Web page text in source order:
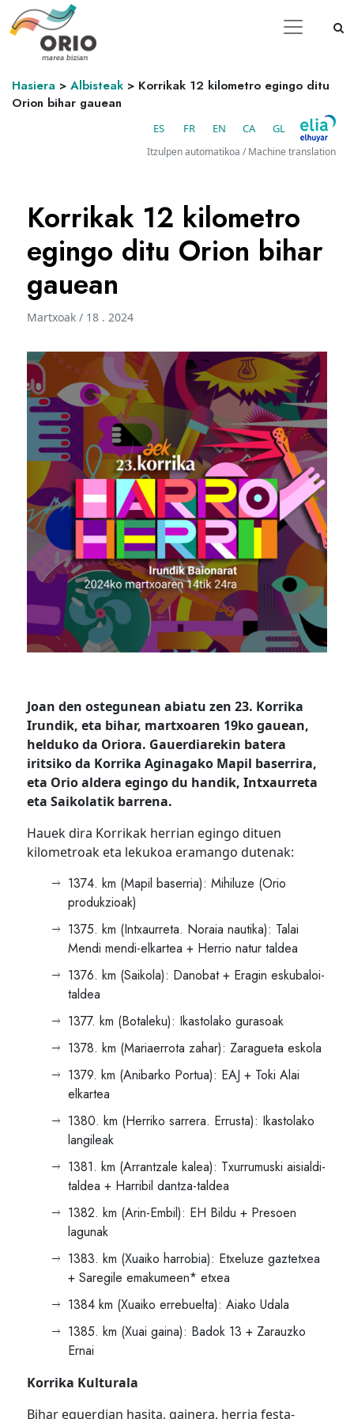
Hasiera > Albisteak > Korrikak 12 kilometro egingo ditu
Orion bihar gauean
ES FR EN CA GL
Itzulpen automatikoa / Machine translation
Korrikak 12 kilometro
egingo ditu Orion bihar
gauean
Martxoak / 18 . 2024
Joan den ostegunean abiatu zen 23. Korrika
Irundik, eta bihar, martxoaren 19ko gauean,
helduko da Oriora. Gauerdiarekin batera
iritsiko da Korrika Aginagako Mapil baserrira,
eta Orio aldera egingo du handik, Intxaurreta
eta Saikolatik barrena.
Hauek dira Korrikak herrian egingo dituen
kilometroak eta lekukoa eramango dutenak:
1374. km (Mapil baserria): Mihiluze (Orio
produkzioak)
1375. km (Intxaurreta. Noraia nautika): Talai
Mendi mendi-elkartea + Herrio natur taldea
1376. km (Saikola): Danobat + Eragin eskubaloi-
taldea
1377. km (Botaleku): Ikastolako gurasoak
1378. km (Mariaerrota zahar): Zaragueta eskola
1379. km (Anibarko Portua): EAJ + Toki Alai
elkartea
1380. km (Herriko sarrera. Errusta): Ikastolako
langileak
1381. km (Arrantzale kalea): Txurrumuski aisialdi-
taldea + Harribil dantza-taldea
1382. km (Arin-Embil): EH Bildu + Presoen
lagunak
1383. km (Xuaiko harrobia): Etxeluze gaztetxea
+ Saregile emakumeen* etxea
1384 km (Xuaiko errebuelta): Aiako Udala
1385. km (Xuai gaina): Badok 13 + Zarauzko
Ernai
Korrika Kulturala
Bihar eguerdian hasita, gainera, herria festa-